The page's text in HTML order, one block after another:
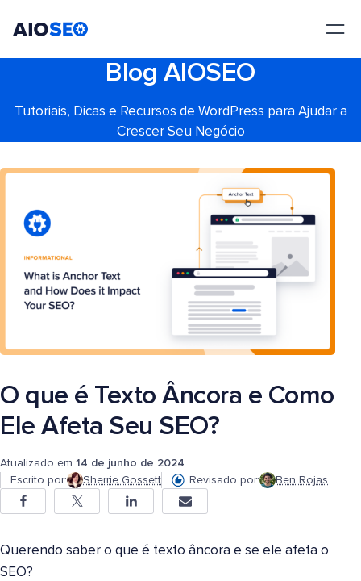
Blog AIOSEO
Tutoriais, Dicas e Recursos de WordPress para Ajudar a
Crescer Seu Negócio
O que é Texto Âncora e Como
Ele Afeta Seu SEO?
Atualizado em 14 de junho de 2024
Escrito por:
Sherrie Gossett Revisado por: Ben Rojas
Querendo saber o que é texto âncora e se ele afeta o
SEO?